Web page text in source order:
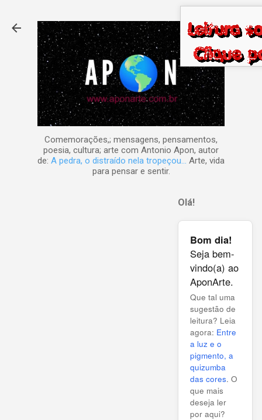
Comemorações,; mensagens, pensamentos,
poesia, cultura; arte com Antonio Apon, autor
de: A pedra, o distraído nela tropeçou... Arte, vida
para pensar e sentir.
Olá!
Bom dia!
Seja bem-
vindo(a) ao
AponArte.
Que tal uma
sugestão de
leitura? Leia
agora: Entre
a luz e o
pigmento, a
quizumba
das cores. O
que mais
deseja ler
por aqui?